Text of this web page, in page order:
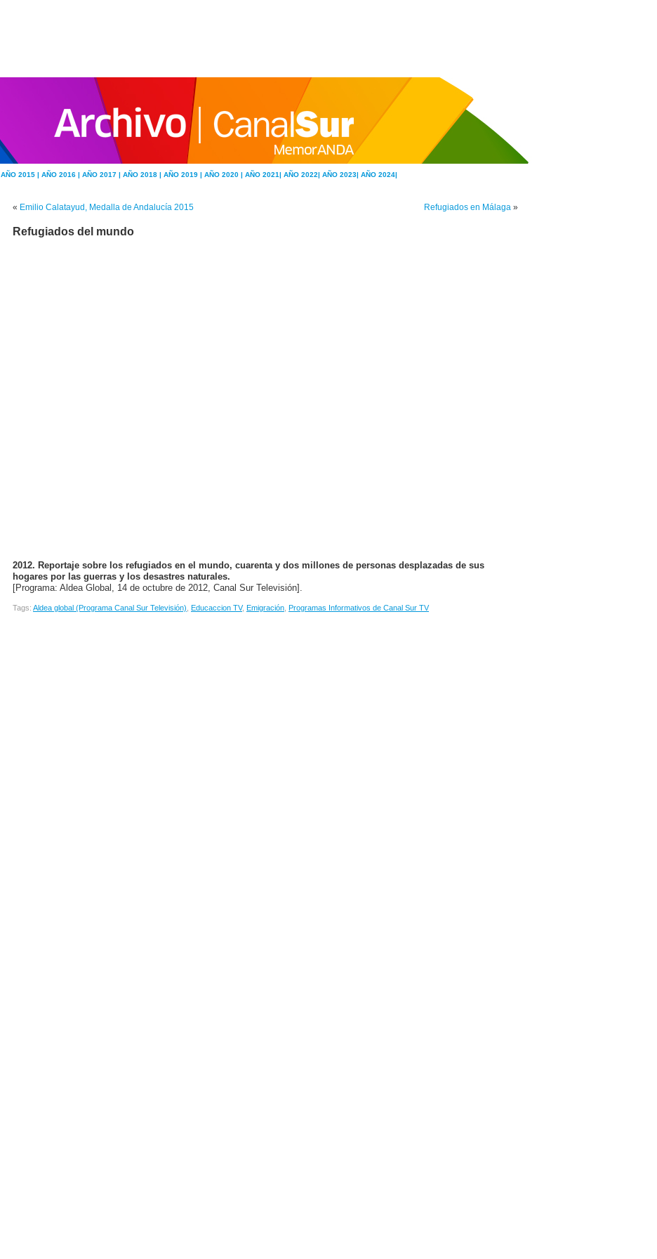
AÑO 2015 | AÑO 2016 | AÑO 2017 | AÑO 2018 | AÑO 2019 | AÑO 2020 | AÑO 2021| AÑO 2022| AÑO 2023| AÑO 2024|
« Emilio Calatayud, Medalla de Andalucía 2015 Refugiados en Málaga »
Refugiados del mundo
2012. Reportaje sobre los refugiados en el mundo, cuarenta y dos millones de personas desplazadas de sus
hogares por las guerras y los desastres naturales.
[Programa: Aldea Global, 14 de octubre de 2012, Canal Sur Televisión].
Tags: Aldea global (Programa Canal Sur Televisión) Educaccion TV, Emigración Programas Informativos de Canal Sur TV